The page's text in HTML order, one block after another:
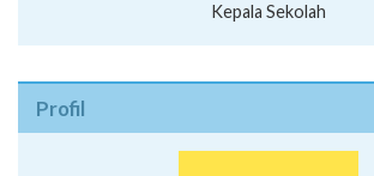
Kepala Sekolah
Profil